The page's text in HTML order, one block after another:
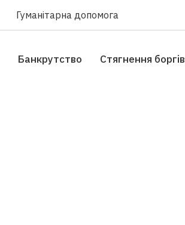
Гуманітарна допомога
Банкрутство Стягнення боргiв